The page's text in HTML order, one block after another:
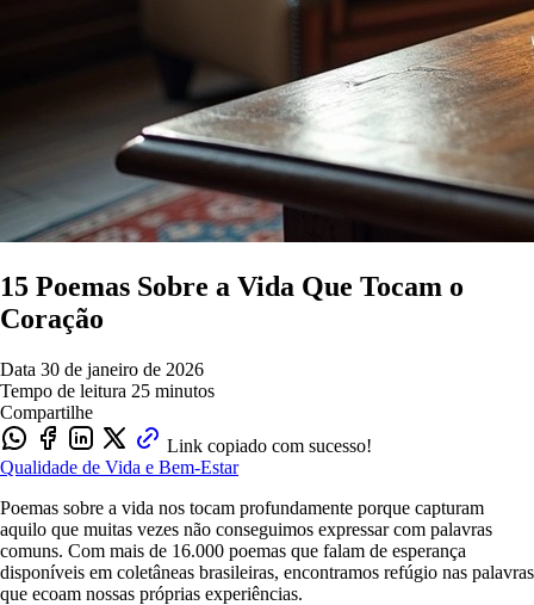
15 Poemas Sobre a Vida Que Tocam o
Coração
Data 30 de janeiro de 2026
Tempo de leitura 25 minutos
Compartilhe
Link copiado com sucesso!
Qualidade de Vida e Bem-Estar
Poemas sobre a vida nos tocam profundamente porque capturam
aquilo que muitas vezes não conseguimos expressar com palavras
comuns. Com mais de 16.000 poemas que falam de esperança
disponíveis em coletâneas brasileiras, encontramos refúgio nas palavras
que ecoam nossas próprias experiências.